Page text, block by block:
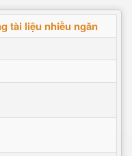
tài liệu nhiều ngăn